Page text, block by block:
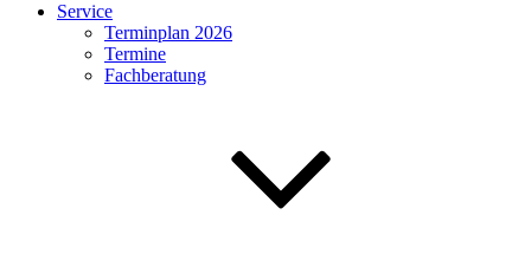
Service
Terminplan 2026
Termine
Fachberatung